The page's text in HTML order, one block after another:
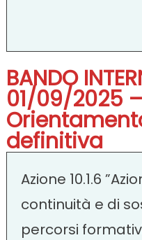
BANDO
01/09/2025
definitiva
Azione 10.1.6
continuità e di
percorsi